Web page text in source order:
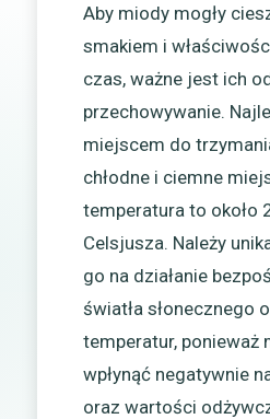
Aby miody mogły
smakiem i
czas, ważne jest ich
przechowywanie.
miejscem do
chłodne i ciemne
temperatura to około
Celsjusza. Należy
go na działanie
światła słonecznego
temperatur, ponieważ
wpłynąć negatywnie
oraz wartości